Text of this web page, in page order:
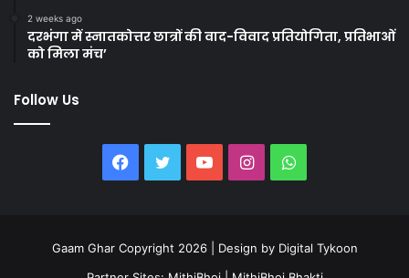
2 weeks ago
दरभंगा में स्नातकोत्तर छात्रों की वाद-विवाद प्रतियोगिता, प्रतिभाओं
को मिला मंच’
Follow Us
Facebook
TwitterYouTubeInstagramWhatsApp
Gaam Ghar Copyright 2026 | Design by Digital Tykoon